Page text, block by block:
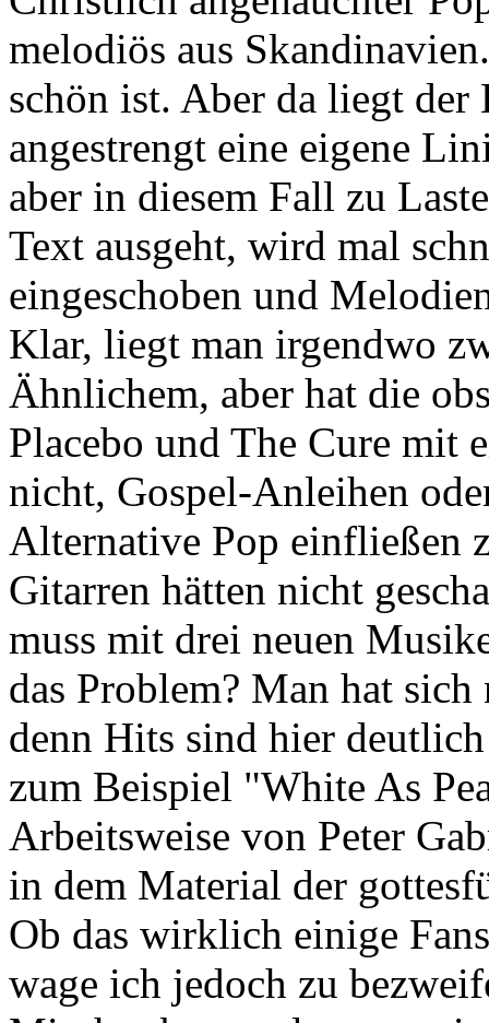
melodiös aus
schön ist. Aber da liegt der
angestrengt eine eigene
aber in diesem Fall zu
Text ausgeht, wird mal
eingeschoben und
Klar, liegt man irgendwo
Ähnlichem, aber hat die
Placebo und The Cure mit
nicht, Gospel-Anleihen
Alternative Pop einfließen
Gitarren hätten nicht
muss mit drei neuen
das Problem? Man hat
denn Hits sind hier
zum Beispiel "White As
Arbeitsweise von Peter
in dem Material der
Ob das wirklich einige
wage ich jedoch zu